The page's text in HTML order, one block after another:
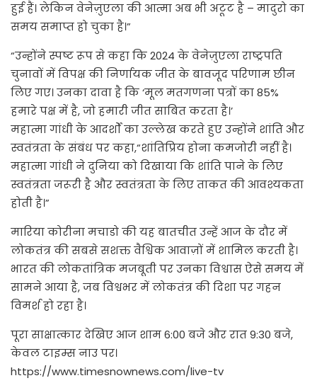
हुई हैं। लेकिन वेनेज़ुएला की आत्मा अब भी अटूट है – मादुरो का
समय समाप्त हो चुका है।”
“उन्होंने स्पष्ट रूप से कहा कि 2024 के वेनेज़ुएला राष्ट्रपति
चुनावों में विपक्ष की निर्णायक जीत के बावजूद परिणाम छीन
लिए गए। उनका दावा है कि ‘मूल मतगणना पत्रों का 85%
हमारे पक्ष में है, जो हमारी जीत साबित करता है।’
महात्मा गांधी के आदर्शों का उल्लेख करते हुए उन्होंने शांति और
स्वतंत्रता के संबंध पर कहा,“शांतिप्रिय होना कमजोरी नहीं है।
महात्मा गांधी ने दुनिया को दिखाया कि शांति पाने के लिए
स्वतंत्रता जरूरी है और स्वतंत्रता के लिए ताकत की आवश्यकता
होती है।”
मारिया कोरीना मचाडो की यह बातचीत उन्हें आज के दौर में
लोकतंत्र की सबसे सशक्त वैश्विक आवाज़ों में शामिल करती है।
भारत की लोकतांत्रिक मजबूती पर उनका विश्वास ऐसे समय में
सामने आया है, जब विश्वभर में लोकतंत्र की दिशा पर गहन
विमर्श हो रहा है।
पूरा साक्षात्कार देखिए आज शाम 6:00 बजे और रात 9:30 बजे,
केवल टाइम्स नाउ पर।
https://www.timesnownews.com/live-tv